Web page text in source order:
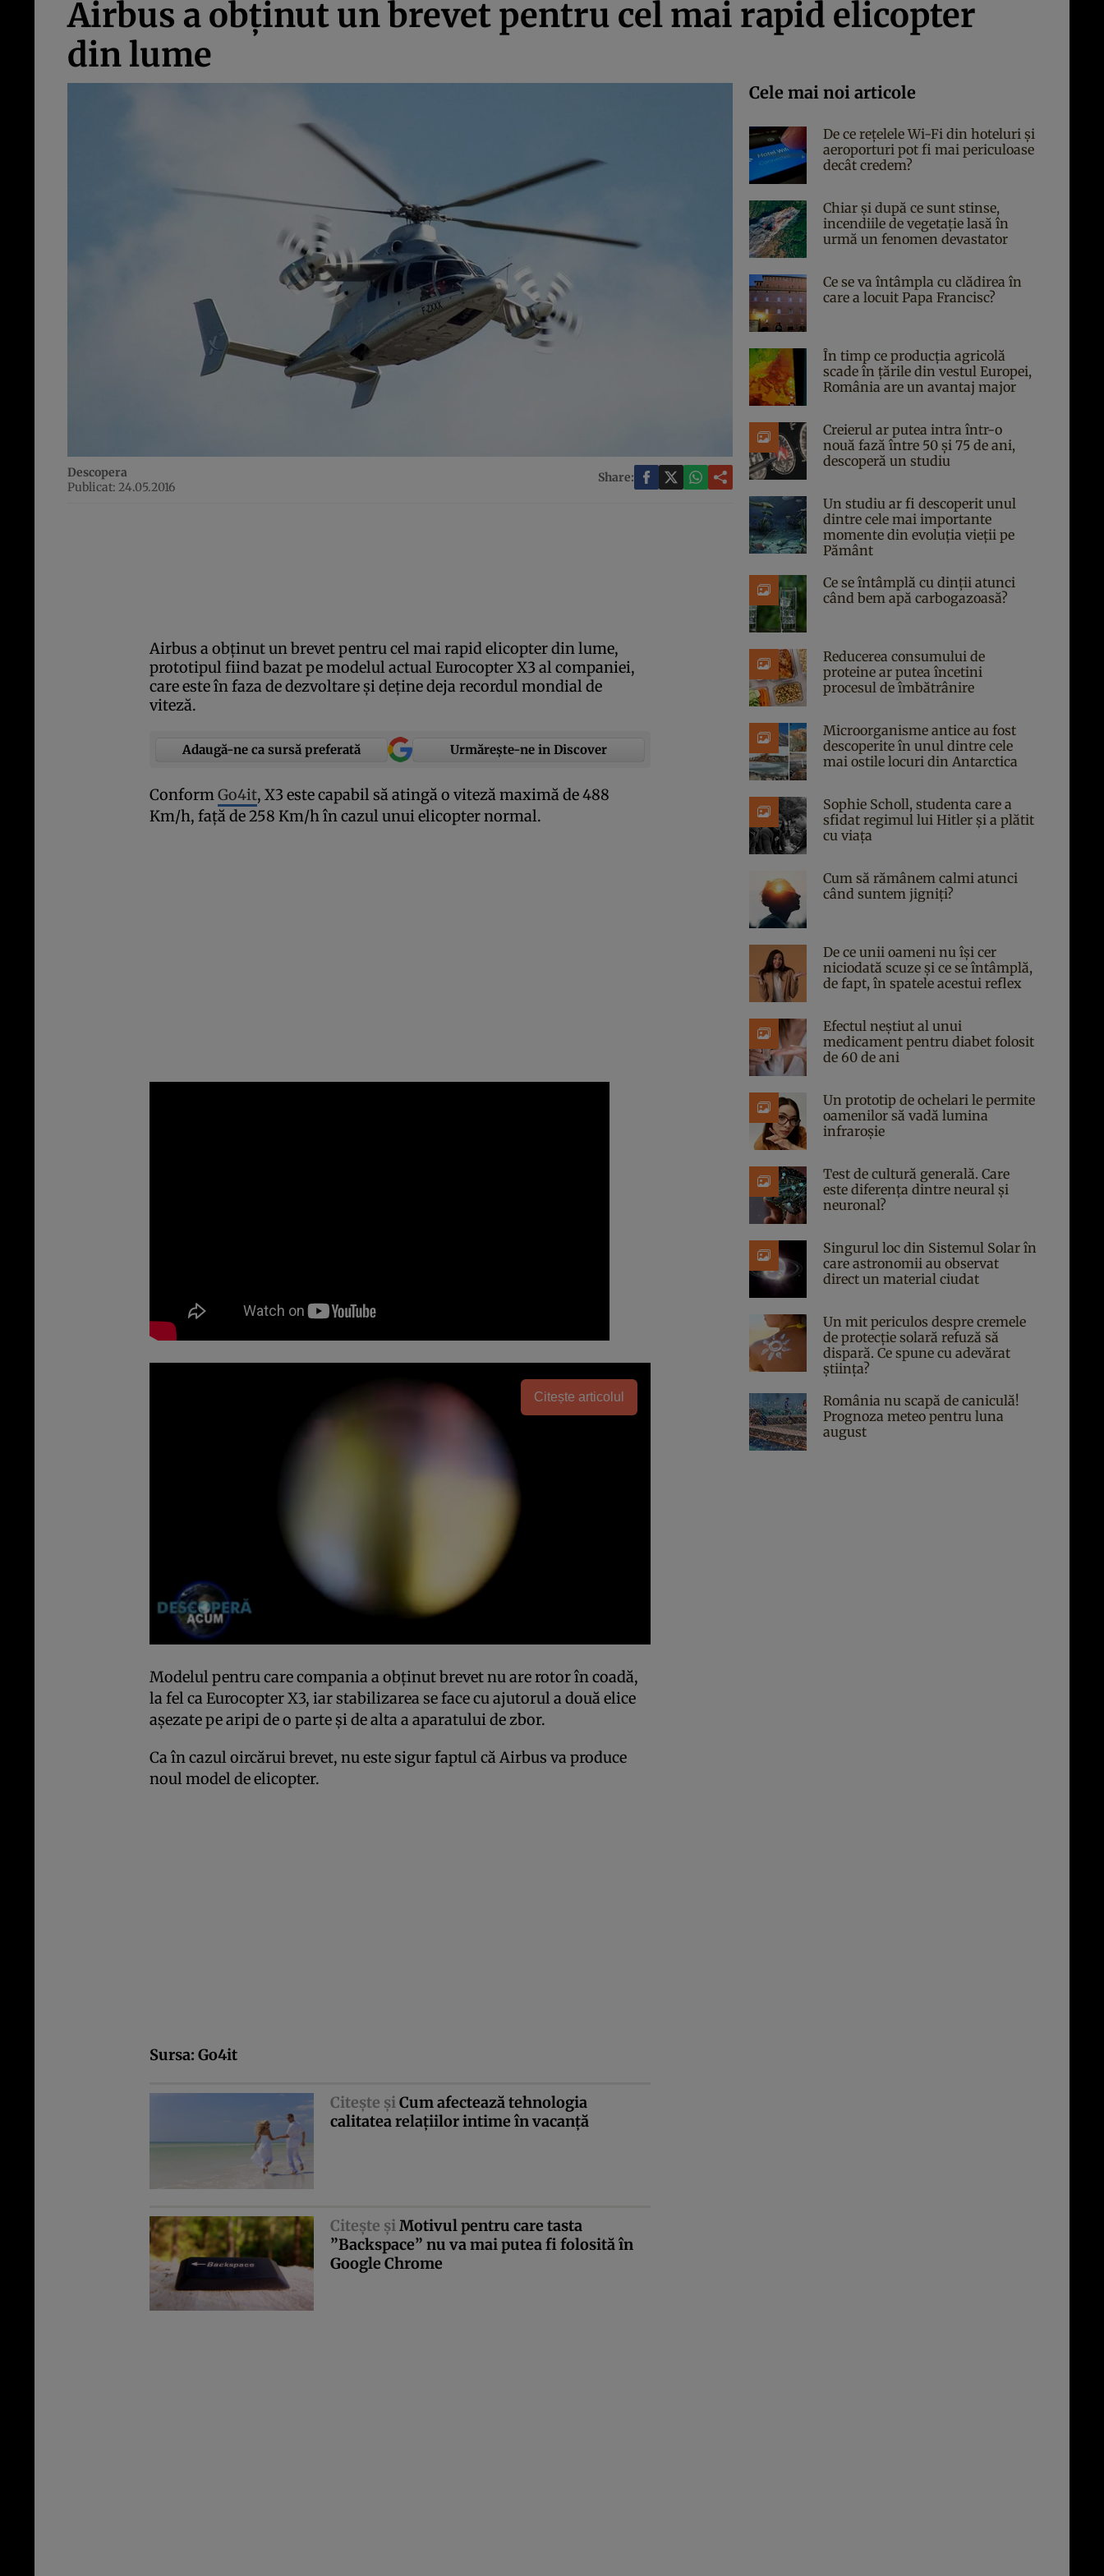
Airbus a obţinut un brevet pentru cel mai rapid elicopter
din lume
Descopera
Publicat: 24.05.2016
Share:
Airbus a obţinut un brevet pentru cel mai rapid elicopter din lume,
prototipul fiind bazat pe modelul actual Eurocopter X3 al companiei,
care este în faza de dezvoltare şi deţine deja recordul mondial de
viteză.
Adaugă-ne ca sursă preferată Urmărește-ne in Discover
ConformGo4it, X3 este capabil să atingă o viteză maximă de 488
Km/h, faţă de 258 Km/h în cazul unui elicopter normal.
Citește articolul
Modelul pentru care compania a obţinut brevet nu are rotor în coadă,
la fel ca Eurocopter X3, iar stabilizarea se face cu ajutorul a două elice
aşezate pe aripi de o parte şi de alta a aparatului de zbor.
Ca în cazul oircărui brevet, nu este sigur faptul că Airbus va produce
noul model de elicopter.
Sursa: Go4it
Citeşte şiCum afectează tehnologia
calitatea relaţiilor intime în vacanţă
Citeşte şiMotivul pentru care tasta
”Backspace” nu va mai putea fi folosită în
Google Chrome
Cele mai noi articole
De ce rețelele Wi-Fi din hoteluri și
aeroporturi pot fi mai periculoase
decât credem?
Chiar și după ce sunt stinse,
incendiile de vegetație lasă în
urmă un fenomen devastator
Ce se va întâmpla cu clădirea în
care a locuit Papa Francisc?
În timp ce producția agricolă
scade în țările din vestul Europei,
România are un avantaj major
Creierul ar putea intra într-o
nouă fază între 50 și 75 de ani,
descoperă un studiu
Un studiu ar fi descoperit unul
dintre cele mai importante
momente din evoluția vieții pe
Pământ
Ce se întâmplă cu dinții atunci
când bem apă carbogazoasă?
Reducerea consumului de
proteine ar putea încetini
procesul de îmbătrânire
Microorganisme antice au fost
descoperite în unul dintre cele
mai ostile locuri din Antarctica
Sophie Scholl, studenta care a
sfidat regimul lui Hitler și a plătit
cu viața
Cum să rămânem calmi atunci
când suntem jigniți?
De ce unii oameni nu își cer
niciodată scuze și ce se întâmplă,
de fapt, în spatele acestui reflex
Efectul neștiut al unui
medicament pentru diabet folosit
de 60 de ani
Un prototip de ochelari le permite
oamenilor să vadă lumina
infraroșie
Test de cultură generală. Care
este diferența dintre neural și
neuronal?
Singurul loc din Sistemul Solar în
care astronomii au observat
direct un material ciudat
Un mit periculos despre cremele
de protecție solară refuză să
dispară. Ce spune cu adevărat
știința?
România nu scapă de caniculă!
Prognoza meteo pentru luna
august